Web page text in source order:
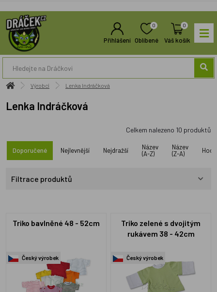
Přihlášení
0
Oblíbené
0
Váš košík
Výrobci Lenka Indráčková
Lenka Indráčková
Celkem nalezeno 10 produktů
Doporučené Nejlevnější Nejdražší
Název
(A-Z)
Název
(Z-A)
Filtrace produktů
Triko bavlněné 48 - 52cm
Český výrobek
Triko zelené s dvojitým
rukávem 38 - 42cm
Český výrobek